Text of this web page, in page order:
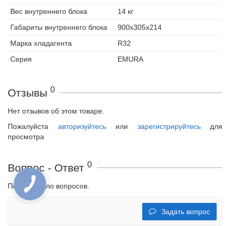
Вес внутреннего блока
14 кг
Габариты внутреннего блока
900х305х214
Марка хладагента
R32
Серия
EMURA
Отзывы 0
Нет отзывов об этом товаре.
Пожалуйста авторизуйтесьили зарегистрируйтесьдля
просмотра
Вопрос - Ответ 0
Пока не было вопросов.
Задать вопрос